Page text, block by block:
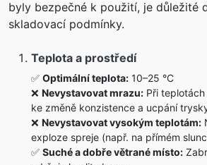
byly bezpečné k použití, je důležité
skladovací podmínky.
Teplota a prostředí
✅ Optimální teplota: 10–25 °C
❌ Nevystavovat mrazu: Při
ke změně konzistence a ucpání
❌ Nevystavovat vysokým teplotám:
exploze spreje (např. na přímém
✅ Suché a dobře větrané místo: